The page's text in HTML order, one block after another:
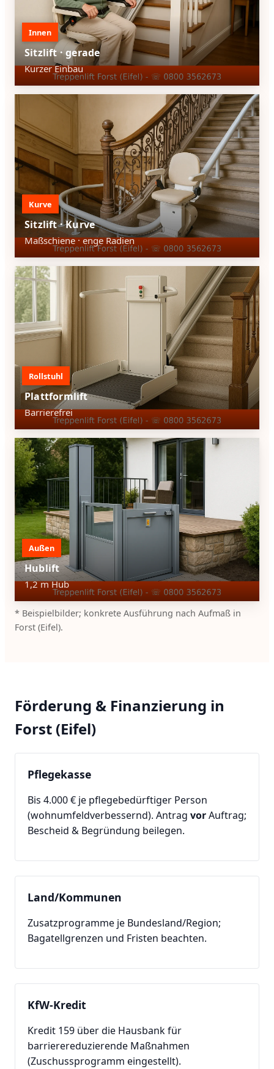
Innen
Sitzlift · gerade
Kurzer Einbau
Kurve
Sitzlift · Kurve
Maßschiene · enge Radien
Rollstuhl
Plattformlift
Barrierefrei
Außen
Hublift
1,2 m Hub
* Beispielbilder; konkrete Ausführung nach Aufmaß in
Forst (Eifel).
Förderung & Finanzierung in
Forst (Eifel)
Pflegekasse
Bis 4.000 € je pflegebedürftiger Person
(wohnumfeldverbessernd). Antrag vorAuftrag;
Bescheid & Begründung beilegen.
Land/Kommunen
Zusatzprogramme je Bundesland/Region;
Bagatellgrenzen und Fristen beachten.
KfW-Kredit
Kredit 159 über die Hausbank für
barrierereduzierende Maßnahmen
(Zuschussprogramm eingestellt).